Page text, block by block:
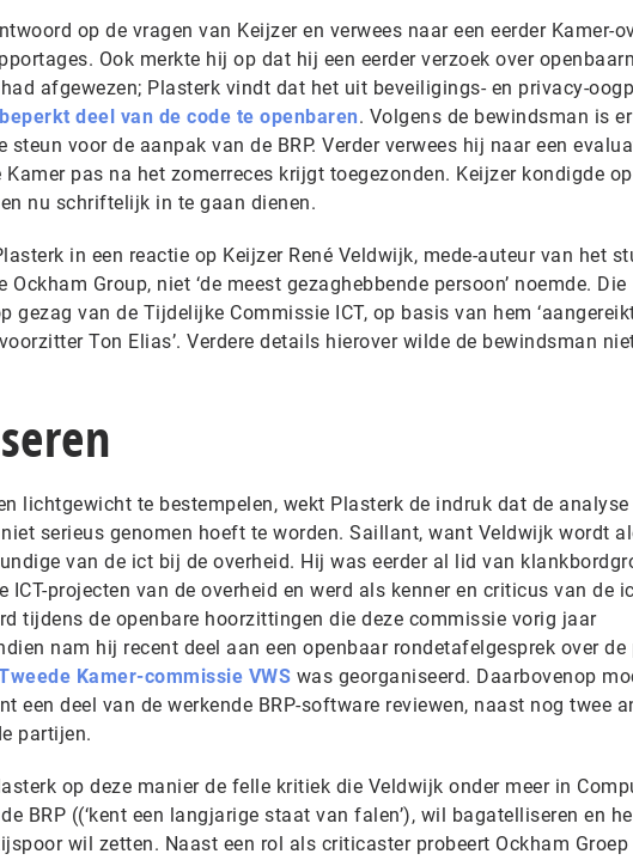
op de vragen van Keijzer en verwees naar een eerder Kamer-
Ook merkte hij op dat hij een eerder verzoek over
afgewezen; Plasterk vindt dat het uit beveiligings- en privacy-
beperkt deel van de code te openbaren. Volgens de bewindsman is
steun voor de aanpak van de BRP. Verder verwees hij naar een
Kamer pas na het zomerreces krijgt toegezonden. Keijzer kondigde
nu schriftelijk in te gaan dienen.
in een reactie op Keijzer René Veldwijk, mede-auteur van het
Ockham Group, niet ‘de meest gezaghebbende persoon’ noemde. Die
gezag van de Tijdelijke Commissie ICT, op basis van hem
Ton Elias’. Verdere details hierover wilde de bewindsman
lichtgewicht te bestempelen, wekt Plasterk de indruk dat de
serieus genomen hoeft te worden. Saillant, want Veldwijk wordt
van de ict bij de overheid. Hij was eerder al lid van
ICT-projecten van de overheid en werd als kenner en criticus van de
tijdens de openbare hoorzittingen die deze commissie vorig jaar
nam hij recent deel aan een openbaar rondetafelgesprek over de
Kamer-commissie VWS was georganiseerd. Daarbovenop
een deel van de werkende BRP-software reviewen, naast nog twee
partijen.
op deze manier de felle kritiek die Veldwijk onder meer in
BRP ((‘kent een langjarige staat van falen’), wil bagatelliseren en
wil zetten. Naast een rol als criticaster probeert Ockham Groep